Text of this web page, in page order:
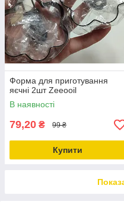
Форма для приготування
яєчні 2шт Zeeooil
В наявності
79,20 ₴ 99 ₴
Купити